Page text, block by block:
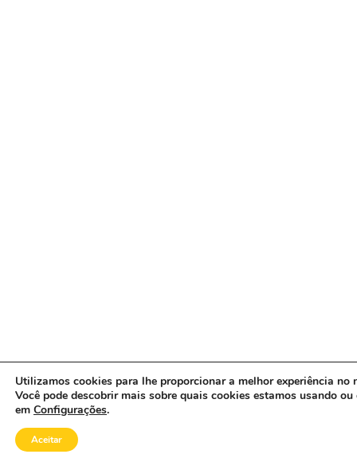
Utilizamos cookies para lhe proporcionar a melhor experiência no
Você pode descobrir mais sobre quais cookies estamos usando
em Configurações.
Aceitar